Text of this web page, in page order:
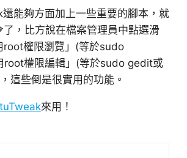
能夠方面加上一些重要的腳本，就
了，比方說在檔案管理員中點選滑
root權限瀏覽」(等於sudo
root權限編輯」(等於sudo gedit或
這些倒是很實用的功能。
來用！